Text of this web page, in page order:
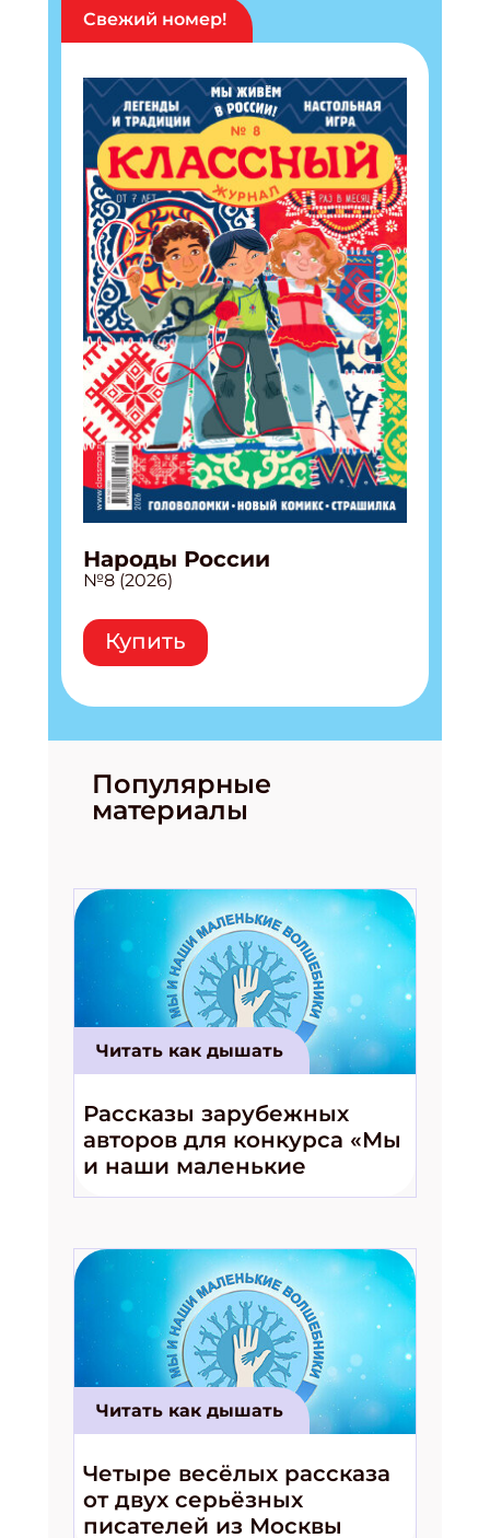
Свежий номер!
Народы России
№8 (2026)
Купить
Популярные
материалы
Читать как дышать
Рассказы зарубежных
авторов для конкурса «Мы
и наши маленькие
волшебники!»
Читать как дышать
Четыре весёлых рассказа
от двух серьёзных
писателей из Москвы
Подпишись на рассылку
Получи электронный "Классный журнал" в
подарок!
Укажите Ваш Email
ПОДПИСАТЬСЯ